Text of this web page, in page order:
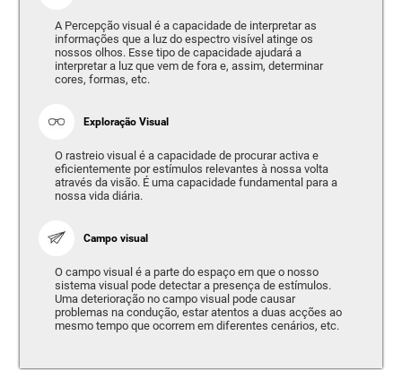
A Percepção visual é a capacidade de interpretar as
informações que a luz do espectro visível atinge os
nossos olhos. Esse tipo de capacidade ajudará a
interpretar a luz que vem de fora e, assim, determinar
cores, formas, etc.
Exploração Visual
O rastreio visual é a capacidade de procurar activa e
eficientemente por estímulos relevantes à nossa volta
através da visão. É uma capacidade fundamental para a
nossa vida diária.
Campo visual
O campo visual é a parte do espaço em que o nosso
sistema visual pode detectar a presença de estímulos.
Uma deterioração no campo visual pode causar
problemas na condução, estar atentos a duas acções ao
mesmo tempo que ocorrem em diferentes cenários, etc.